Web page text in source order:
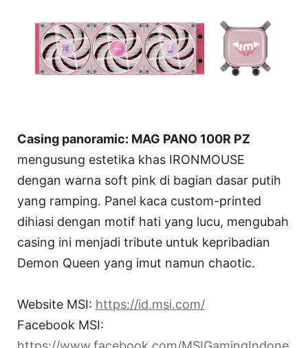
Casing panoramic: MAG PANO 100R PZ
mengusung estetika khas IRONMOUSE
dengan warna soft pink di bagian dasar putih
yang ramping. Panel kaca custom-printed
dihiasi dengan motif hati yang lucu, mengubah
casing ini menjadi tribute untuk kepribadian
Demon Queen yang imut namun chaotic.
Website MSI: https://id.msi.com/
Facebook MSI: